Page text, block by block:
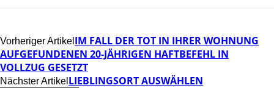
Vorheriger Artikel IM FALL DER TOT IN IHRER WOHNUNG
AUFGEFUNDENEN 20-JÄHRIGEN HAFTBEFEHL IN
VOLLZUG GESETZT
Nächster Artikel LIEBLINGSORT AUSWÄHLEN